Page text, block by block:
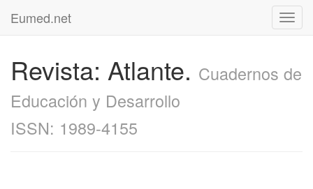
Eumed.net
Revista: Atlante. Cuadernos de
Educación y Desarrollo
ISSN: 1989-4155